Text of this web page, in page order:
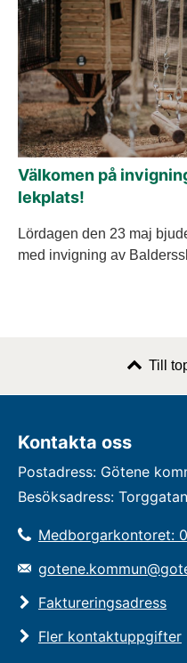
Välkomen på
lekplats!
Lördagen den 23 maj
med invigning av
Till
Kontakta oss
Postadress: Götene
Besöksadress:
Medborgarkontoret:
Faktureringsadress
Fler kontaktuppgifter